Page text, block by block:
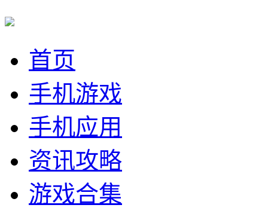
首页
手机游戏
手机应用
资讯攻略
游戏合集